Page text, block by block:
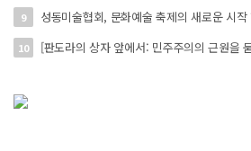
9
10 [판도라의 상자 앞에서: 민주주의의 근원을